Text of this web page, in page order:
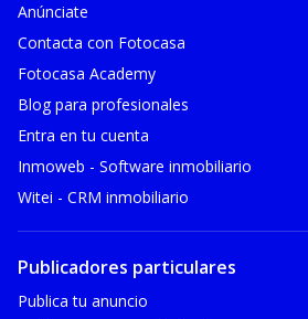
Anúnciate
Contacta con Fotocasa
Fotocasa Academy
Blog para profesionales
Entra en tu cuenta
Inmoweb - Software inmobiliario
Witei - CRM inmobiliario
Publicadores particulares
Publica tu anuncio